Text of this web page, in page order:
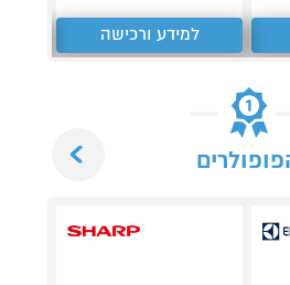
למידע ורכישה